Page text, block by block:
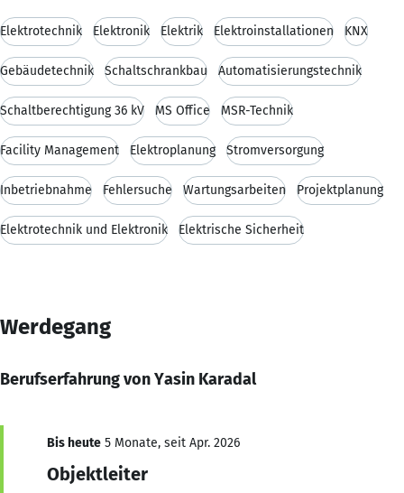
Elektrotechnik Elektronik Elektrik Elektroinstallationen KNX
Gebäudetechnik Schaltschrankbau Automatisierungstechnik
Schaltberechtigung 36 kV MS Office MSR-Technik
Facility Management Elektroplanung Stromversorgung
Inbetriebnahme Fehlersuche Wartungsarbeiten Projektplanung
Elektrotechnik und Elektronik Elektrische Sicherheit
Werdegang
Berufserfahrung von Yasin Karadal
Bis heute 5 Monate, seit Apr. 2026
Objektleiter